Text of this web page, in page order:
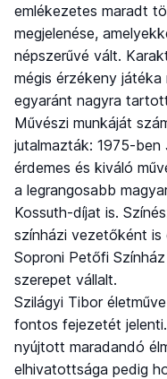
emlékezetes maradt
megjelenése,
népszerűvé vált.
mégis érzékeny
egyaránt nagyra
Művészi munkáját
jutalmazták: 1975-
érdemes és kiváló
a legrangosabb
Kossuth-díjat is.
színházi vezetőként
Soproni Petőfi
szerepet vállalt.
Szilágyi Tibor
fontos fejezetét
nyújtott maradandó
elhivatottsága pedig